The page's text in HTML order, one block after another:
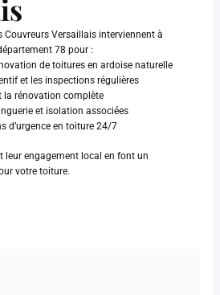
Couvreurs Versaillais interviennent à
78 pour :
de toitures en ardoise naturelle
et les inspections régulières
la rénovation complète
et isolation associées
d’urgence en toiture 24/7
leur engagement local en font un
votre toiture.